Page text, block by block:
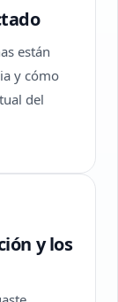
están
y cómo
del
y los